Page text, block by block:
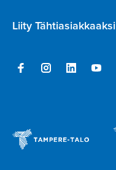
Liity Tähtiasiakkaaksi